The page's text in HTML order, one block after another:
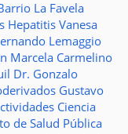
La Favela
Hepatitis Vanesa
Lemaggio
Marcela Carmelino
Dr. Gonzalo
Gustavo
Ciencia
de Salud Pública